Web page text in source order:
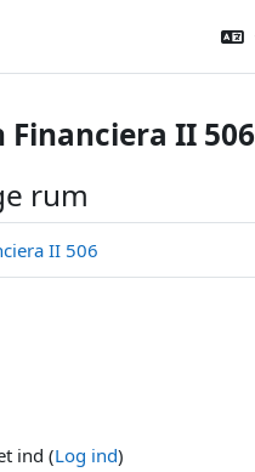
Financiera II 506
rum
II 506
ind (Log ind)